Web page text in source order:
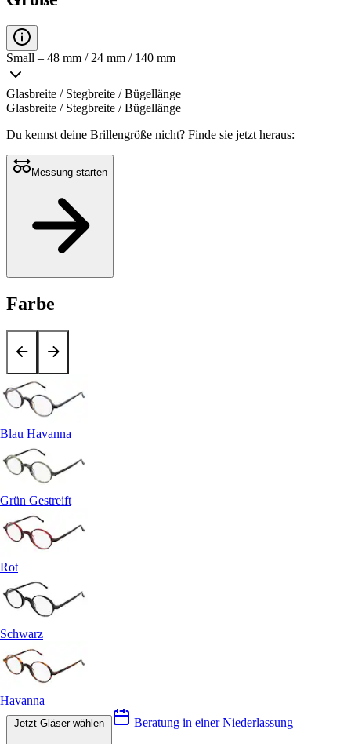
Small – 48 mm / 24 mm / 140 mm
Glasbreite / Stegbreite / Bügellänge
Glasbreite / Stegbreite / Bügellänge
Du kennst deine Brillengröße nicht? Finde sie jetzt heraus:
Messung starten
Farbe
Blau Havanna
Grün Gestreift
Rot
Schwarz
Havanna
Beratung in einer Niederlassung